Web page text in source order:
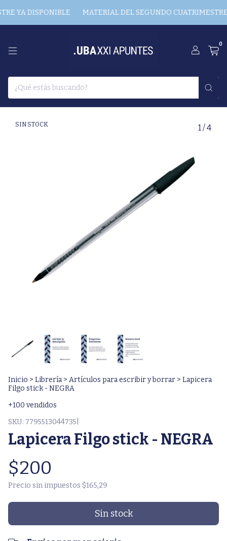
YA DISPONIBLE MATERIAL DEL SEGUNDO CUATRIMESTRE
0
SIN STOCK 1/4
Inicio > Librería > Artículos para escribir y borrar > Lapicera
Filgo stick - NEGRA
+100 vendidos
SKU: 7795513044735|
Lapicera Filgo stick - NEGRA
$200
Precio sin impuestos $165,29